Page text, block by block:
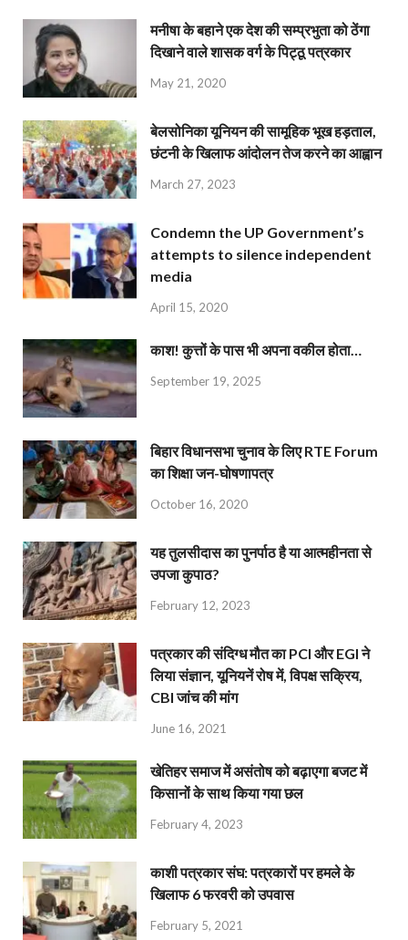
मनीषा के बहाने एक देश की सम्प्रभुता को ठेंगा
दिखाने वाले शासक वर्ग के पिट्ठू पत्रकार
May 21, 2020
बेलसोनिका यूनियन की सामूहिक भूख हड़ताल,
छंटनी के खिलाफ आंदोलन तेज करने का आह्वान
March 27, 2023
Condemn the UP Government’s
attempts to silence independent
media
April 15, 2020
काश! कुत्तों के पास भी अपना वकील होता…
September 19, 2025
बिहार विधानसभा चुनाव के लिए RTE Forum
का शिक्षा जन-घोषणापत्र
October 16, 2020
यह तुलसीदास का पुनर्पाठ है या आत्महीनता से
उपजा कुपाठ?
February 12, 2023
पत्रकार की संदिग्ध मौत का PCI और EGI ने
लिया संज्ञान, यूनियनें रोष में, विपक्ष सक्रिय,
CBI जांच की मांग
June 16, 2021
खेतिहर समाज में असंतोष को बढ़ाएगा बजट में
किसानों के साथ किया गया छल
February 4, 2023
काशी पत्रकार संघ: पत्रकारों पर हमले के
खिलाफ 6 फरवरी को उपवास
February 5, 2021